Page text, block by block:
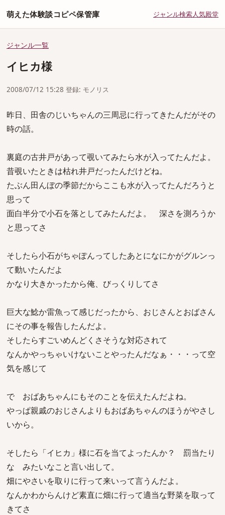
萌えた体験談コピペ保管庫 ジャンル検索人気殿堂
ジャンル一覧
イヒカ様
2008/07/12 15:28 登録: モノリス
昨日、田舎のじいちゃんの三周忌に行ってきたんだがその
時の話。
裏庭の古井戸があって覗いてみたら水が入ってたんだよ。
昔覗いたときは枯れ井戸だったんだけどね。
たぶん田んぼの季節だからここも水が入ってたんだろうと
思って
面白半分で小石を落としてみたんだよ。 深さを測ろうか
と思ってさ
そしたら小石がちゃぽんってしたあとになにかがグルンっ
て動いたんだよ
かなり大きかったから俺、びっくりしてさ
巨大な鯰か雷魚って感じだったから、おじさんとおばさん
にその事を報告したんだよ。
そしたらすごいめんどくさそうな対応されて
なんかやっちゃいけないことやったんだなぁ・・・って空
気を感じて
で おばあちゃんにもそのことを伝えたんだよね。
やっぱ親戚のおじさんよりもおばあちゃんのほうがやさし
いから。
そしたら「イヒカ」様に石を当てよったんか？ 罰当たり
な みたいなこと言い出して。
畑にやさいを取りに行って来いって言うんだよ。
なんかわからんけど素直に畑に行って適当な野菜を取って
きてさ